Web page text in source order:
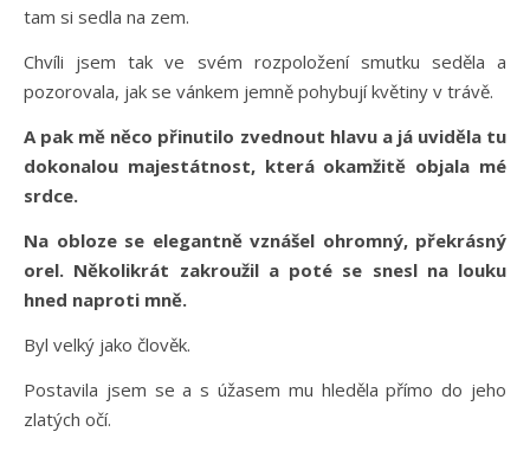
tam si sedla na zem.
Chvíli jsem tak ve svém rozpoložení smutku seděla a
pozorovala, jak se vánkem jemně pohybují květiny v trávě.
A pak mě něco přinutilo zvednout hlavu a já uviděla tu
dokonalou majestátnost, která okamžitě objala mé
srdce.
Na obloze se elegantně vznášel ohromný, překrásný
orel. Několikrát zakroužil a poté se snesl na louku
hned naproti mně.
Byl velký jako člověk.
Postavila jsem se a s úžasem mu hleděla přímo do jeho
zlatých očí.